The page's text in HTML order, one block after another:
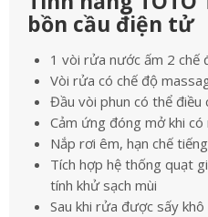
bồn cầu điện tử
1 vòi rửa nước ấm 2 chế
Vòi rửa có chế độ
Đầu vòi phun có thể điều
Cảm ứng đóng mở khi có
Nắp rơi êm, hạn chế
Tích hợp hệ thống quạt
tính khử sạch mùi
Sau khi rửa được sấy